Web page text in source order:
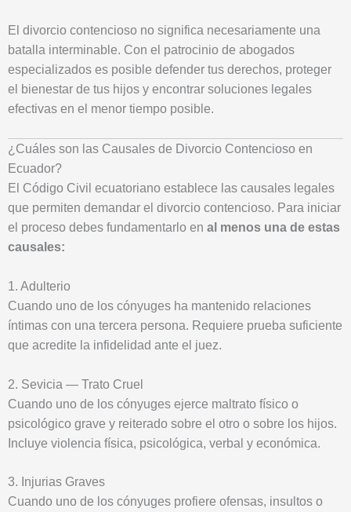
El divorcio contencioso no significa necesariamente una
batalla interminable. Con el patrocinio de abogados
especializados es posible defender tus derechos, proteger
el bienestar de tus hijos y encontrar soluciones legales
efectivas en el menor tiempo posible.
¿Cuáles son las Causales de Divorcio Contencioso en
Ecuador?
El Código Civil ecuatoriano establece las causales legales
que permiten demandar el divorcio contencioso. Para iniciar
el proceso debes fundamentarlo en al menos una de estas
causales:
1. Adulterio
Cuando uno de los cónyuges ha mantenido relaciones
íntimas con una tercera persona. Requiere prueba suficiente
que acredite la infidelidad ante el juez.
2. Sevicia — Trato Cruel
Cuando uno de los cónyuges ejerce maltrato físico o
psicológico grave y reiterado sobre el otro o sobre los hijos.
Incluye violencia física, psicológica, verbal y económica.
3. Injurias Graves
Cuando uno de los cónyuges profiere ofensas, insultos o